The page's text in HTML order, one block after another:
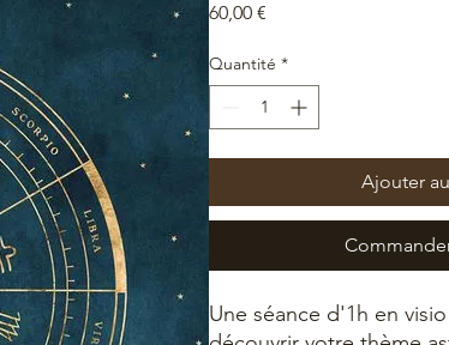
60,00 €
Quantité *
Ajouter
Une séance d'1h en